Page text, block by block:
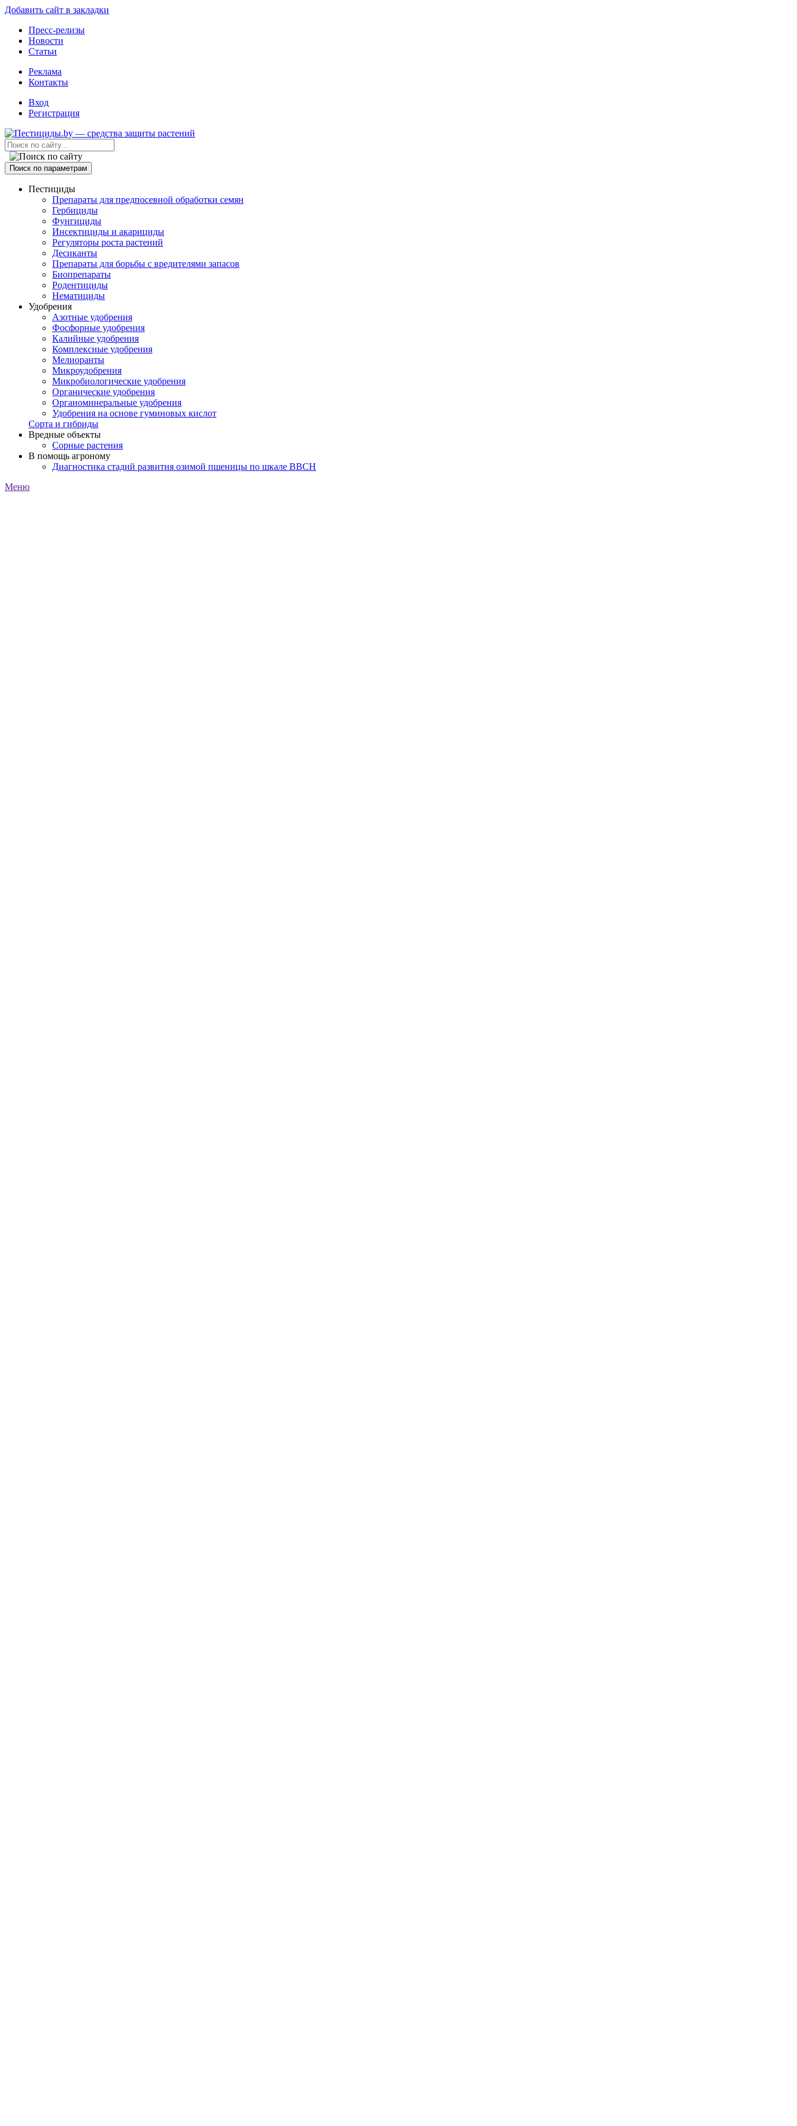
Добавить сайт в закладки
Пресс-релизы
Новости
Статьи
Реклама
Контакты
Вход
Регистрация
Поиск по параметрам
Пестициды
Препараты для предпосевной обработки семян
Гербициды
Фунгициды
Инсектициды и акарициды
Регуляторы роста растений
Десиканты
Препараты для борьбы с вредителями запасов
Биопрепараты
Родентициды
Нематициды
Удобрения
Азотные удобрения
Фосфорные удобрения
Калийные удобрения
Комплексные удобрения
Мелиоранты
Микроудобрения
Микробиологические удобрения
Органические удобрения
Органоминеральные удобрения
Удобрения на основе гуминовых кислот
Сорта и гибриды
Вредные объекты
Сорные растения
В помощь агроному
Диагностика стадий развития озимой пшеницы по шкале ВВСН
Меню